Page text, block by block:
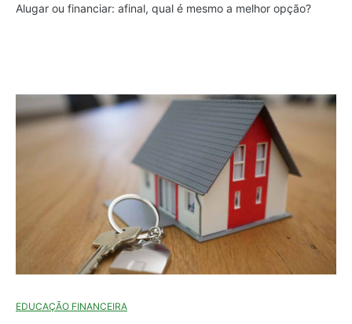
Alugar ou financiar: afinal, qual é mesmo a melhor opção?
EDUCAÇÃO FINANCEIRA